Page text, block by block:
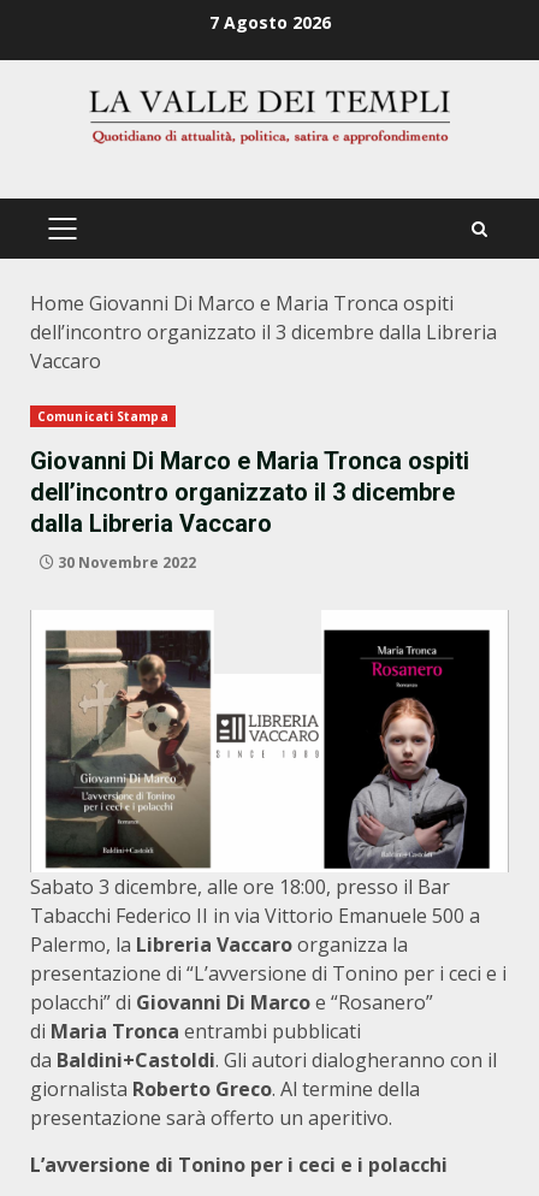
7 Agosto 2026
PRIMÄRES
Home Giovanni Di Marco e Maria Tronca ospiti
dell’incontro organizzato il 3 dicembre dalla Libreria
Vaccaro
Comunicati Stampa
Giovanni Di Marco e Maria Tronca ospiti
dell’incontro organizzato il 3 dicembre
dalla Libreria Vaccaro
30 Novembre 2022
Sabato 3 dicembre, alle ore 18:00, presso il Bar
Tabacchi Federico II in via Vittorio Emanuele 500 a
Palermo, la Libreria Vaccaroorganizza la
presentazione di “L’avversione di Tonino per i ceci e i
polacchi” di Giovanni Di Marcoe “Rosanero”
di Maria Tronca entrambi pubblicati
da Baldini+Castoldi. Gli autori dialogheranno con il
giornalista Roberto Greco. Al termine della
presentazione sarà offerto un aperitivo.
L’avversione di Tonino per i ceci e i polacchi